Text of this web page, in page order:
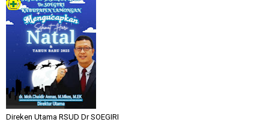
Direken Utama RSUD Dr SOEGIRI